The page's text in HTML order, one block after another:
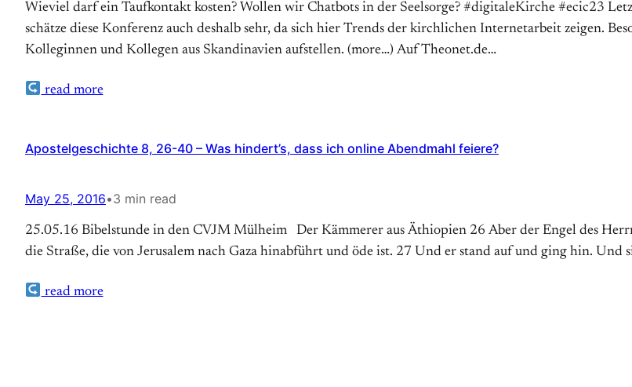
Wieviel darf ein Taufkontakt kosten? Wollen wir Chatbots in der Seelsorge? #digitaleKirche #ecic23
schätze diese Konferenz auch deshalb sehr, da sich hier Trends der kirchlichen Internetarbeit zeigen.
Kolleginnen und Kollegen aus Skandinavien aufstellen. (more…) Auf Theonet.de…
read more
Apostelgeschichte 8, 26-40 – Was hindert’s, dass ich online Abendmahl feiere?
May 25, 2016•3 min read
25.05.16 Bibelstunde in den CVJM Mülheim Der Kämmerer aus Äthiopien 26 Aber der Engel des
die Straße, die von Jerusalem nach Gaza hinabführt und öde ist. 27 Und er stand auf und ging hin. Und
read more